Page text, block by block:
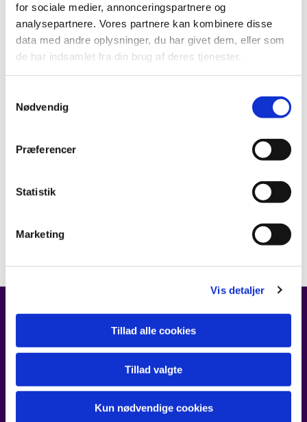
for sociale medier, annonceringspartnere og
analysepartnere. Vores partnere kan kombinere disse
data med andre oplysninger, du har givet dem, eller som
de har indsamlet fra din brug af deres tjenester.
Nødvendig
Præferencer
Statistik
Marketing
Vis detaljer
Tillad alle cookies
Tillad valgte
Kun nødvendige cookies
Robert Jacobsens Vej 72B